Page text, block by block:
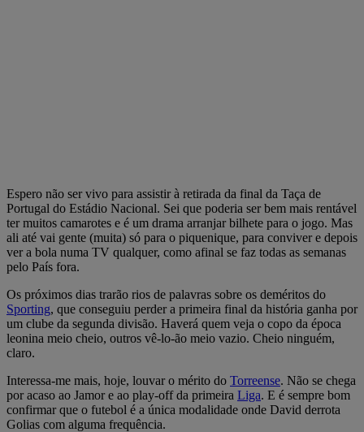
Espero não ser vivo para assistir à retirada da final da Taça de
Portugal do Estádio Nacional. Sei que poderia ser bem mais rentável
ter muitos camarotes e é um drama arranjar bilhete para o jogo. Mas
ali até vai gente (muita) só para o piquenique, para conviver e depois
ver a bola numa TV qualquer, como afinal se faz todas as semanas
pelo País fora.
Os próximos dias trarão rios de palavras sobre os deméritos do
Sporting, que conseguiu perder a primeira final da história ganha por
um clube da segunda divisão. Haverá quem veja o copo da época
leonina meio cheio, outros vê-lo-ão meio vazio. Cheio ninguém,
claro.
Interessa-me mais, hoje, louvar o mérito do Torreense. Não se chega
por acaso ao Jamor e ao play-off da primeira Liga. E é sempre bom
confirmar que o futebol é a única modalidade onde David derrota
Golias com alguma frequência.